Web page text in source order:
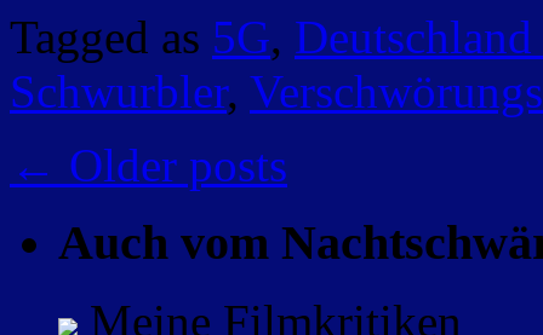
Tagged as 5G,
Schwurbler,
← Older posts
Auch vom
Meine Filmkritiken